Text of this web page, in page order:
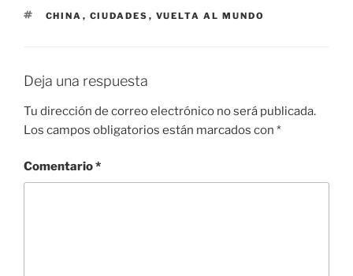
ETIQUETAS
CHINA , CIUDADES , VUELTA AL MUNDO
Deja una respuesta
Tu dirección de correo electrónico no será publicada.
Los campos obligatorios están marcados con *
Comentario*